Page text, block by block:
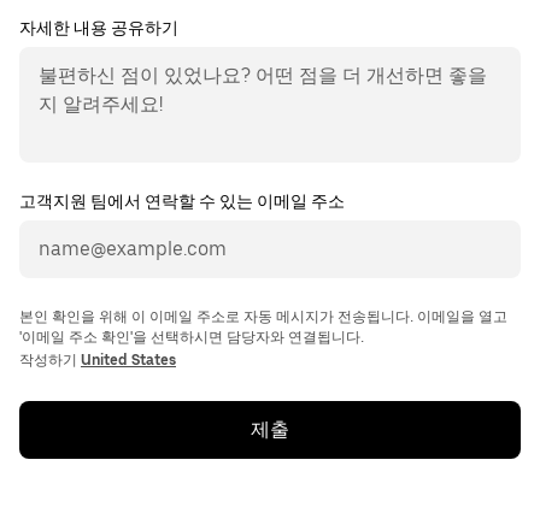
자세한 내용 공유하기
고객지원 팀에서 연락할 수 있는 이메일 주소
본인 확인을 위해 이 이메일 주소로 자동 메시지가 전송됩니다. 이메일을 열고
'이메일 주소 확인'을 선택하시면 담당자와 연결됩니다.
작성하기 United States
제출